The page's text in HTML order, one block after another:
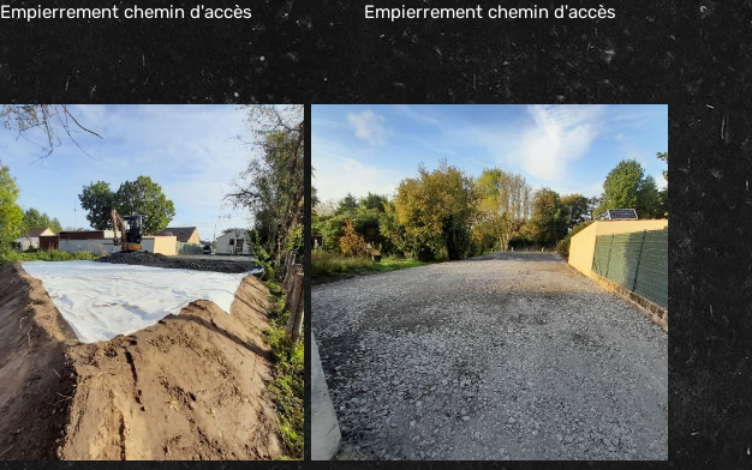
Empierrement chemin d'accès Empierrement chemin d'accès